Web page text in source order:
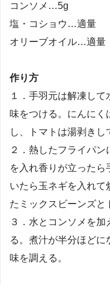
コンソメ…5g
塩・コショウ…適量
オリーブオイル…適量
作り方
１．手羽元は解凍し
味をつける。にんにく
し、トマトは湯剥きし
２．熱したフライパン
を入れ香りが立った
いたら玉ネギを入れて
たミックスビーンズと
３．水とコンソメを
る。煮汁が半分ほど
味を調える。